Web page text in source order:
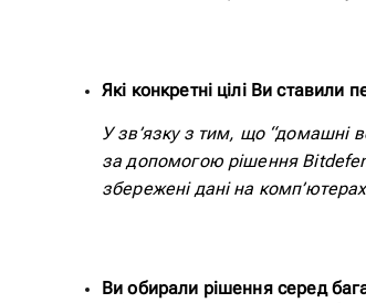
Які конкретні цілі Ви ставили
У зв’язку з тим, що “домашні
за допомогою рішення
збережені дані на
Ви обирали рішення серед